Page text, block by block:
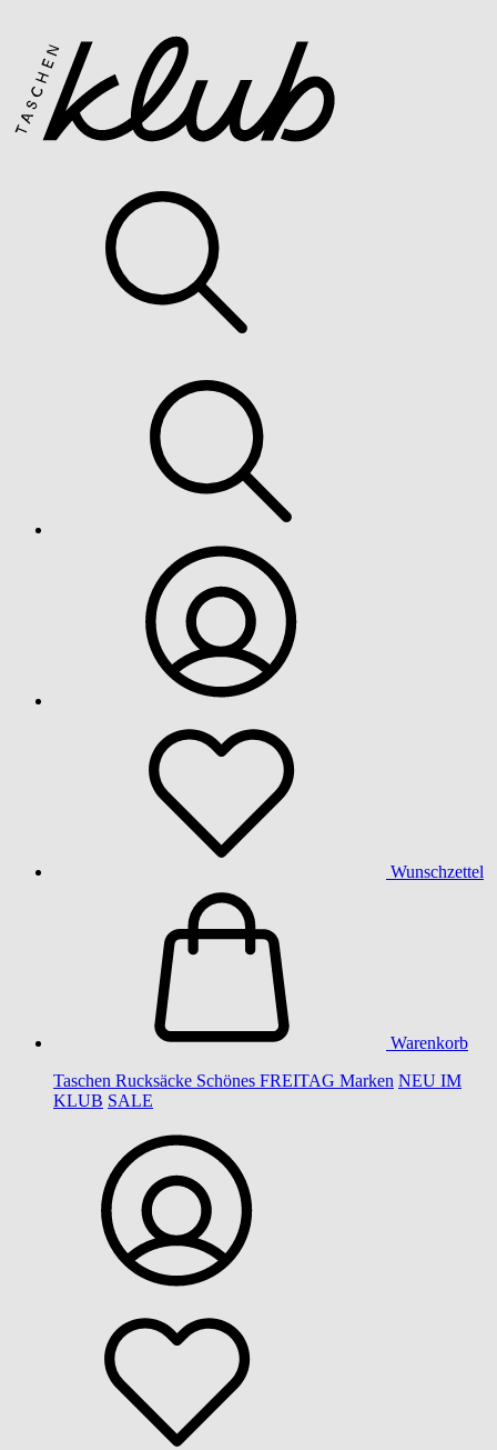
Wunschzettel
Warenkorb
Taschen Rucksäcke Schönes FREITAG Marken NEU IM
KLUB SALE